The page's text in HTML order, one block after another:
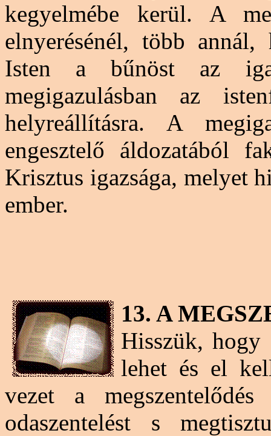
kegyelmébe kerül. A
elnyerésénél, több
Isten a bűnöst az
megigazulásban az
helyreállításra. A
engesztelő áldozatából
Krisztus igazsága, melyet
ember.
13. A
Hisszük, hogy
lehet és el
vezet a
odaszentelést s